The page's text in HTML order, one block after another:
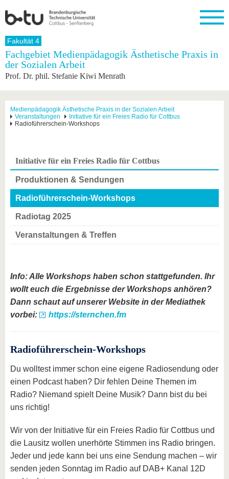
Startseite
Universität
Karriere
Forschung
Forschung
Forschungsprofil
Förderung
Studium
Studium
Im
dem
Profil
Aus dem
Ausland
BTU ins
Ausland
internationale
Weiterbildung
Fachkräfte
Wirtschafts-
und
Werte
Fakultät 4
Fachgebiet Medienpädagogik Ästhetische Praxis in
der Sozialen Arbeit
Prof. Dr. phil. Stefanie Kiwi Menrath
Medienpädagogik Ästhetische Praxis in der Sozialen Arbeit
Veranstaltungen
Initiative für ein Freies Radio für Cottbus
Radioführerschein-Workshops
Initiative für ein Freies Radio für Cottbus
Produktionen & Sendungen
Radioführerschein-Workshops
Radiotag 2025
Veranstaltungen & Treffen
Info: Alle Workshops haben schon stattgefunden. Ihr
wollt euch die Ergebnisse der Workshops anhören?
Dann schaut auf unserer Website in der Mediathek
vorbei:
https://sternchen.fm
Radioführerschein-Workshops
Du wolltest immer schon eine eigene Radiosendung oder
einen Podcast haben? Dir fehlen Deine Themen im
Radio? Niemand spielt Deine Musik? Dann bist du bei
uns richtig!
Wir von der Initiative für ein Freies Radio für Cottbus und
die Lausitz wollen unerhörte Stimmen ins Radio bringen.
Jeder und jede kann bei uns eine Sendung machen – wir
senden jeden Sonntag im Radio auf DAB+ Kanal 12D